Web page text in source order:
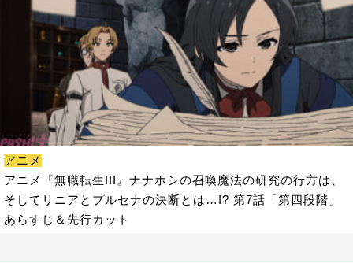
アニメ
アニメ『無職転生III』ナナホシの召喚魔法の研究の行方は、
そしてリニアとプルセナの決断とは…!? 第7話「第四段階」
あらすじ＆先行カット